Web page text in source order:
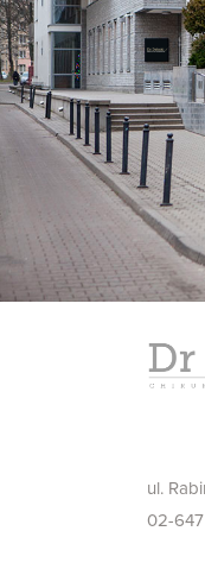
ul.
02-